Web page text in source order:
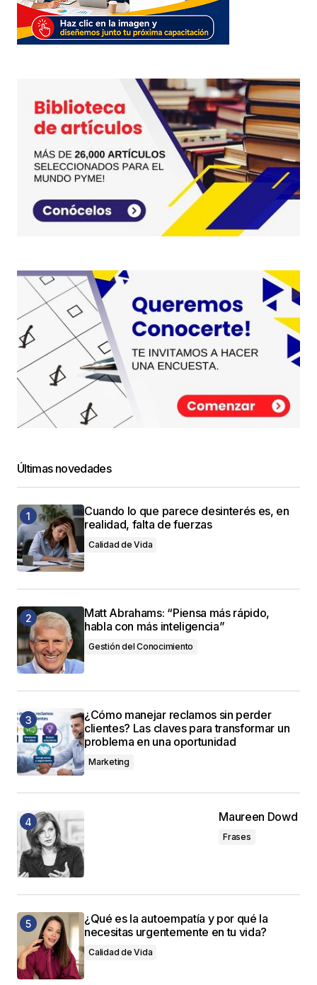
Últimas novedades
Cuando lo que parece desinterés es, en
realidad, falta de fuerzas
Calidad de Vida
Matt Abrahams: “Piensa más rápido,
habla con más inteligencia”
Gestión del Conocimiento
¿Cómo manejar reclamos sin perder
clientes? Las claves para transformar un
problema en una oportunidad
Marketing
Maureen Dowd
Frases
¿Qué es la autoempatía y por qué la
necesitas urgentemente en tu vida?
Calidad de Vida